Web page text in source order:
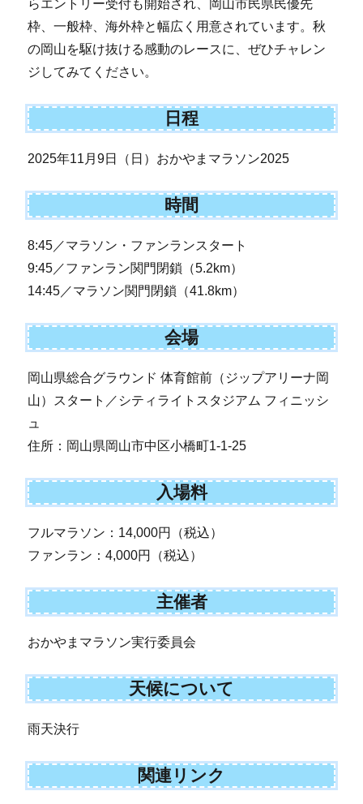
らエントリー受付も開始され、岡山市民県民優先
枠、一般枠、海外枠と幅広く用意されています。秋
の岡山を駆け抜ける感動のレースに、ぜひチャレン
ジしてみてください。
日程
2025年11月9日（日）おかやまマラソン2025
時間
8:45／マラソン・ファンランスタート
9:45／ファンラン関門閉鎖（5.2km）
14:45／マラソン関門閉鎖（41.8km）
会場
岡山県総合グラウンド 体育館前（ジップアリーナ岡
山）スタート／シティライトスタジアム フィニッシ
ュ
住所：岡山県岡山市中区小橋町1-1-25
入場料
フルマラソン：14,000円（税込）
ファンラン：4,000円（税込）
主催者
おかやまマラソン実行委員会
天候について
雨天決行
関連リンク